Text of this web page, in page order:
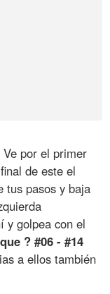
por el primer
de este el
tus pasos y baja
y golpea con el
? #06 - #14
a ellos también